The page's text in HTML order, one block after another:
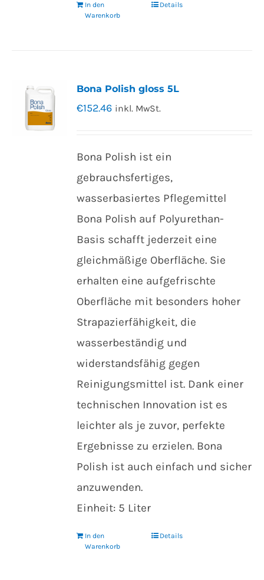
In den
Warenkorb
Details
Bona Polish gloss 5L
€152.46 inkl. MwSt.
Bona Polish ist ein
gebrauchsfertiges,
wasserbasiertes Pflegemittel
Bona Polish auf Polyurethan-
Basis schafft jederzeit eine
gleichmäßige Oberfläche. Sie
erhalten eine aufgefrischte
Oberfläche mit besonders hoher
Strapazierfähigkeit, die
wasserbeständig und
widerstandsfähig gegen
Reinigungsmittel ist. Dank einer
technischen Innovation ist es
leichter als je zuvor, perfekte
Ergebnisse zu erzielen. Bona
Polish ist auch einfach und sicher
anzuwenden.
Einheit: 5 Liter
In den
Warenkorb
Details